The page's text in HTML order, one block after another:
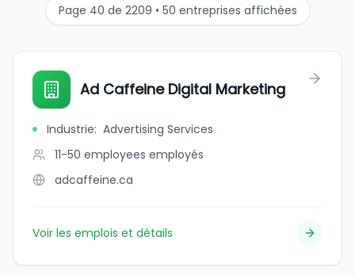
Page 40 de 2209 • 50 entreprises affichées
Ad Caffeine Digital Marketing
Industrie: Advertising Services
11-50 employees employés
adcaffeine.ca
Voir les emplois et détails